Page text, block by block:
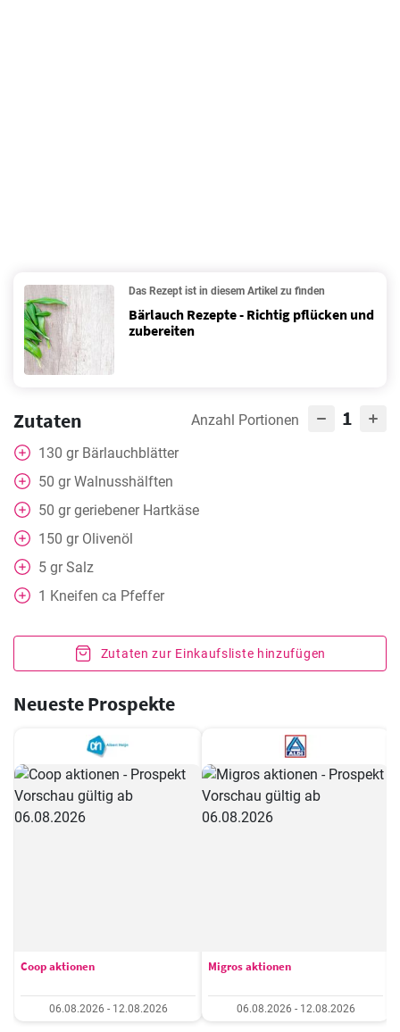
Das Rezept ist in diesem Artikel zu finden
Bärlauch Rezepte - Richtig pflücken und
zubereiten
Zutaten Anzahl Portionen 1
130 gr Bärlauchblätter
50 gr Walnusshälften
50 gr geriebener Hartkäse
150 gr Olivenöl
5 gr Salz
1 Kneifen ca Pfeffer
Zutaten zur Einkaufsliste hinzufügen
Neueste Prospekte
Coop aktionen
06.08.2026 - 12.08.2026
Migros aktionen
06.08.2026 - 12.08.2026